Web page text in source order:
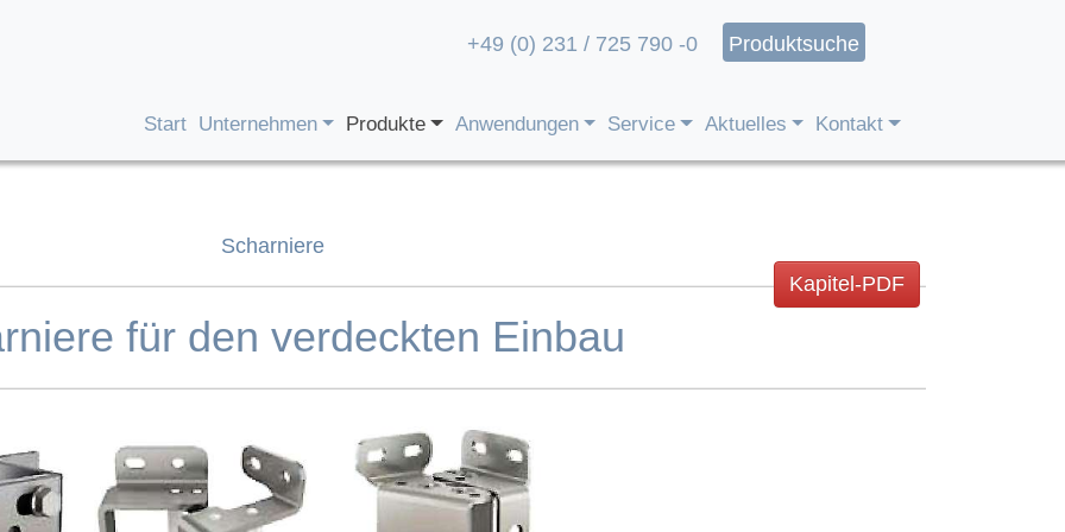
+49 (0) 231 / 725 790 -0 Produktsuche
Start Unternehmen Produkte Anwendungen Service Aktuelles Kontakt
Kapitel-PDF
Scharniere
für den verdeckten Einbau